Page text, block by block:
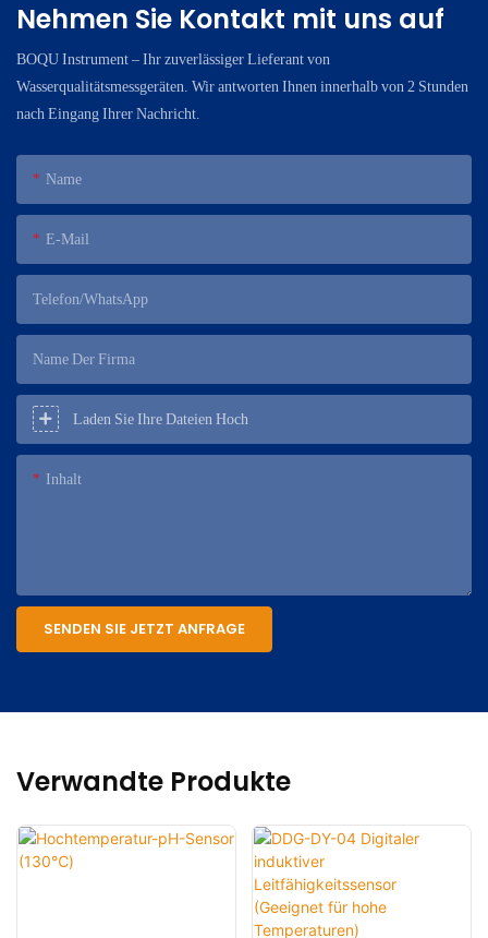
Nehmen Sie Kontakt mit uns auf
BOQU Instrument – ​​Ihr zuverlässiger Lieferant von
Wasserqualitätsmessgeräten. Wir antworten Ihnen innerhalb von 2 Stunden
nach Eingang Ihrer Nachricht.
Name
E-Mail
Telefon/WhatsApp
Name Der Firma
Laden Sie Ihre Dateien Hoch
Inhalt
SENDEN SIE JETZT ANFRAGE
Verwandte Produkte